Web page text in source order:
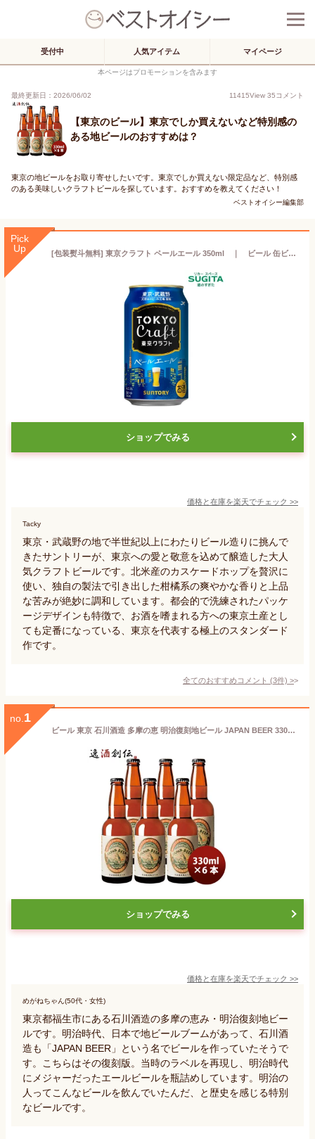
受付中 人気アイテム マイページ
本ページはプロモーションを含みます
最終更新日：2026/06/02 11415View 35コメント
【東京のビール】東京でしか買えないなど特別感の
ある地ビールのおすすめは？
東京の地ビールをお取り寄せしたいです。東京でしか買えない限定品など、特別感
のある美味しいクラフトビールを探しています。おすすめを教えてください！
ベストオイシー編集部
Pick
Up
[包装熨斗無料] 東京クラフト ペールエール 350ml ｜ ビール 缶ビール サントリー マンダリーナババリアホップ 一部使用 武蔵野 ペールエール tokyo craft クラフトビール
ショップでみる
価格と在庫を楽天でチェック >>
Tacky
東京・武蔵野の地で半世紀以上にわたりビール造りに挑んで
きたサントリーが、東京への愛と敬意を込めて醸造した大人
気クラフトビールです。北米産のカスケードホップを贅沢に
使い、独自の製法で引き出した柑橘系の爽やかな香りと上品
な苦みが絶妙に調和しています。都会的で洗練されたパッケ
ージデザインも特徴で、お酒を嗜まれる方への東京土産とし
ても定番になっている、東京を代表する極上のスタンダード
作です。
全てのおすすめコメント (3件) >
no. 1
ビール 東京 石川酒造 多摩の恵 明治復刻地ビール JAPAN BEER 330ml 6本 クラフトビール お酒 父の日 ギフト
ショップでみる
価格と在庫を楽天でチェック >>
めがねちゃん(50代・女性)
東京都福生市にある石川酒造の多摩の恵み・明治復刻地ビー
ルです。明治時代、日本で地ビールブームがあって、石川酒
造も「JAPAN BEER」という名でビールを作っていたそうで
す。こちらはその復刻版。当時のラベルを再現し、明治時代
にメジャーだったエールビールを瓶詰めしています。明治の
人ってこんなビールを飲んでいたんだ、と歴史を感じる特別
なビールです。